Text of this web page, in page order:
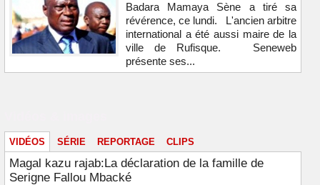
Badara Mamaya Sène a tiré sa
révérence, ce lundi. L'ancien arbitre
international a été aussi maire de la
ville de Rufisque. Seneweb
présente ses...
VIDÉOS SÉRIE REPORTAGE CLIPS
Magal kazu rajab:La déclaration de la famille de
Serigne Fallou Mbacké